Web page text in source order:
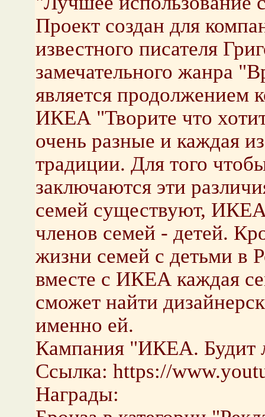
Проект создан для
известного писателя
замечательного жанра
является продолжением
ИКЕА "Творите что
очень разные и каждая
традиции. Для того
заключаются эти
семей существуют,
членов семей - детей.
жизни семей с детьми в
вместе с ИКЕА каждая
сможет найти
именно ей.
Кампания "ИКЕА. Будит
Ссылка: https://
Награды: